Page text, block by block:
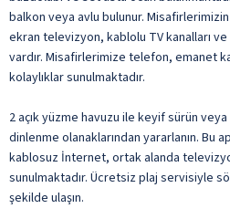
balkon veya avlu bulunur.
ekran televizyon, kablolu TV kanalları
vardır. Misafirlerimize telefon, emanet
kolaylıklar sunulmaktadır.
2 açık yüzme havuzu ile keyif sürün
dinlenme olanaklarından yararlanın. Bu
kablosuz İnternet, ortak alanda
sunulmaktadır. Ücretsiz plaj servisiyle
şekilde ulaşın.